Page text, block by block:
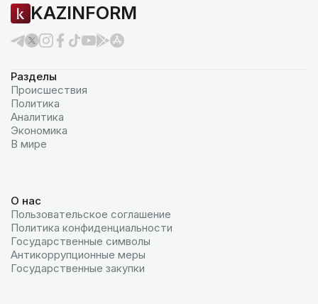
KAZINFORM
Разделы
Происшествия
Политика
Аналитика
Экономика
В мире
О нас
Пользовательское соглашение
Политика конфиденциальности
Государственные символы
Антикоррупционные меры
Государственные закупки